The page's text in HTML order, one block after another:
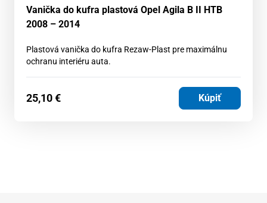
Vanička do kufra plastová Opel Agila B II HTB
2008 – 2014
Plastová vanička do kufra Rezaw-Plast pre maximálnu
ochranu interiéru auta.
25,10€ Kúpiť